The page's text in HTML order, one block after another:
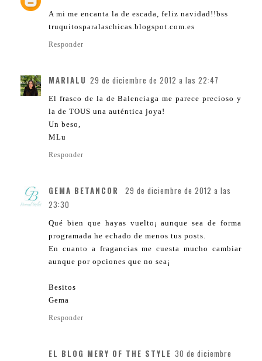
A mi me encanta la de escada, feliz navidad!!bss
truquitosparalaschicas.blogspot.com.es
Responder
MARIALU 29 de diciembre de 2012 a las 22:47
El frasco de la de Balenciaga me parece precioso y
la de TOUS una auténtica joya!
Un beso,
MLu
Responder
GEMA BETANCOR
29 de diciembre de 2012 a las
23:30
Qué bien que hayas vuelto¡ aunque sea de forma
programada he echado de menos tus posts.
En cuanto a fragancias me cuesta mucho cambiar
aunque por opciones que no sea¡
Besitos
Gema
Responder
EL BLOG MERY OF THE STYLE 30 de diciembre